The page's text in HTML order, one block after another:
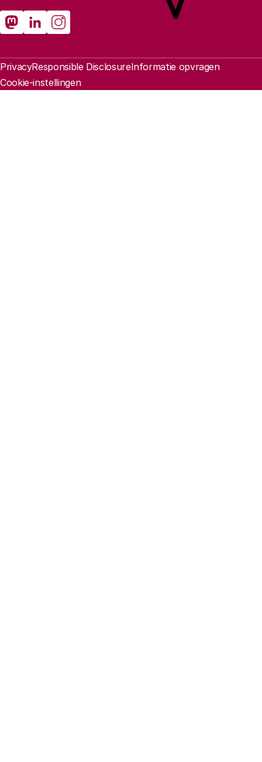
Sociale media
Rathenau Mastodon
Rathenau LinkedIn
Rathenau Instagram
Juridische informatie
PrivacyResponsible DisclosureInformatie opvragen
Cookie-instellingen